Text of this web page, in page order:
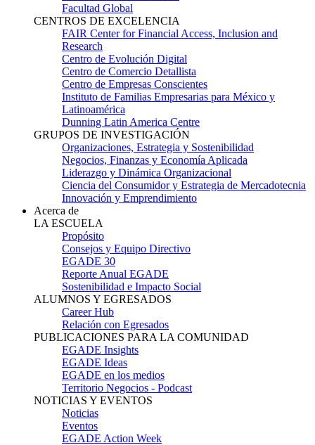
Facultad Global
CENTROS DE EXCELENCIA
FAIR Center for Financial Access, Inclusion and
Research
Centro de Evolución Digital
Centro de Comercio Detallista
Centro de Empresas Conscientes
Instituto de Familias Empresarias para México y
Latinoamérica
Dunning Latin America Centre
GRUPOS DE INVESTIGACIÓN
Organizaciones, Estrategia y Sostenibilidad
Negocios, Finanzas y Economía Aplicada
Liderazgo y Dinámica Organizacional
Ciencia del Consumidor y Estrategia de Mercadotecnia
Innovación y Emprendimiento
Acerca de
LA ESCUELA
Propósito
Consejos y Equipo Directivo
EGADE 30
Reporte Anual EGADE
Sostenibilidad e Impacto Social
ALUMNOS Y EGRESADOS
Career Hub
Relación con Egresados
PUBLICACIONES PARA LA COMUNIDAD
EGADE Insights
EGADE Ideas
EGADE en los medios
Territorio Negocios - Podcast
NOTICIAS Y EVENTOS
Noticias
Eventos
EGADE Action Week